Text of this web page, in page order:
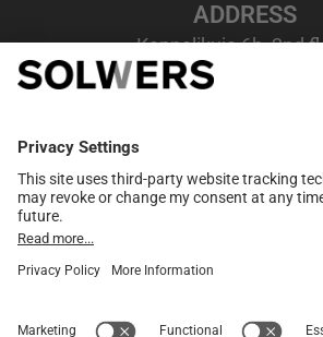
ADDRESS
Kappelikuja 6b, 2nd
02200 Espoo,
VAT number
MEMBER NETWORK
European partner network